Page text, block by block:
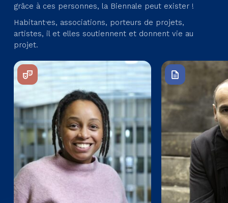
grâce à ces personnes, la Biennale peut exister !
Habitant·es, associations, porteurs de projets,
artistes, il et elles soutiennent et donnent vie au
projet.